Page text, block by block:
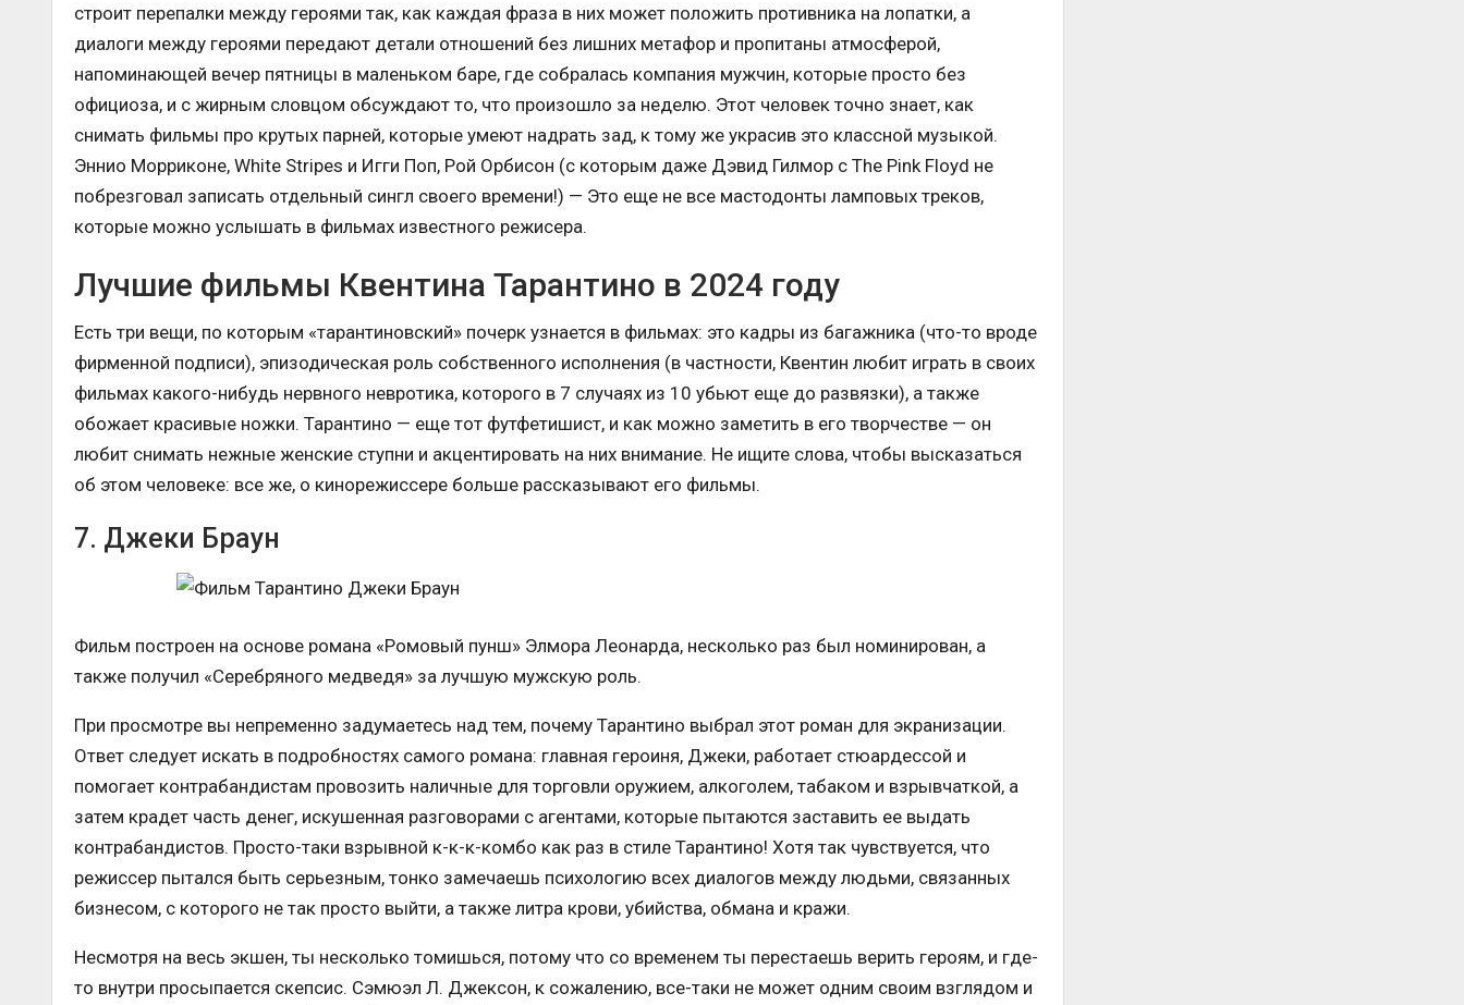
строит перепалки между героями так, как каждая фраза в них может положить противника на лопатки, а
диалоги между героями передают детали отношений без лишних метафор и пропитаны атмосферой,
напоминающей вечер пятницы в маленьком баре, где собралась компания мужчин, которые просто без
официоза, и с жирным словцом обсуждают то, что произошло за неделю. Этот человек точно знает, как
снимать фильмы про крутых парней, которые умеют надрать зад, к тому же украсив это классной музыкой.
Эннио Морриконе, White Stripes и Игги Поп, Рой Орбисон (с которым даже Дэвид Гилмор с The Pink Floyd не
побрезговал записать отдельный сингл своего времени!) — Это еще не все мастодонты ламповых треков,
которые можно услышать в фильмах известного режисера.
Лучшие фильмы Квентина Тарантино в 2024 году
Есть три вещи, по которым «тарантиновский» почерк узнается в фильмах: это кадры из багажника (что-то вроде
фирменной подписи), эпизодическая роль собственного исполнения (в частности, Квентин любит играть в своих
фильмах какого-нибудь нервного невротика, которого в 7 случаях из 10 убьют еще до развязки), а также
обожает красивые ножки. Тарантино — еще тот футфетишист, и как можно заметить в его творчестве — он
любит снимать нежные женские ступни и акцентировать на них внимание. Не ищите слова, чтобы высказаться
об этом человеке: все же, о кинорежиссере больше рассказывают его фильмы.
7. Джеки Браун
Фильм построен на основе романа «Ромовый пунш» Элмора Леонарда, несколько раз был номинирован, а
также получил «Серебряного медведя» за лучшую мужскую роль.
При просмотре вы непременно задумаетесь над тем, почему Тарантино выбрал этот роман для экранизации.
Ответ следует искать в подробностях самого романа: главная героиня, Джеки, работает стюардессой и
помогает контрабандистам провозить наличные для торговли оружием, алкоголем, табаком и взрывчаткой, а
затем крадет часть денег, искушенная разговорами с агентами, которые пытаются заставить ее выдать
контрабандистов. Просто-таки взрывной к-к-к-комбо как раз в стиле Тарантино! Хотя так чувствуется, что
режиссер пытался быть серьезным, тонко замечаешь психологию всех диалогов между людьми, связанных
бизнесом, с которого не так просто выйти, а также литра крови, убийства, обмана и кражи.
Несмотря на весь экшен, ты несколько томишься, потому что со временем ты перестаешь верить героям, и где-
то внутри просыпается скепсис. Сэмюэл Л. Джексон, к сожалению, все-таки не может одним своим взглядом и